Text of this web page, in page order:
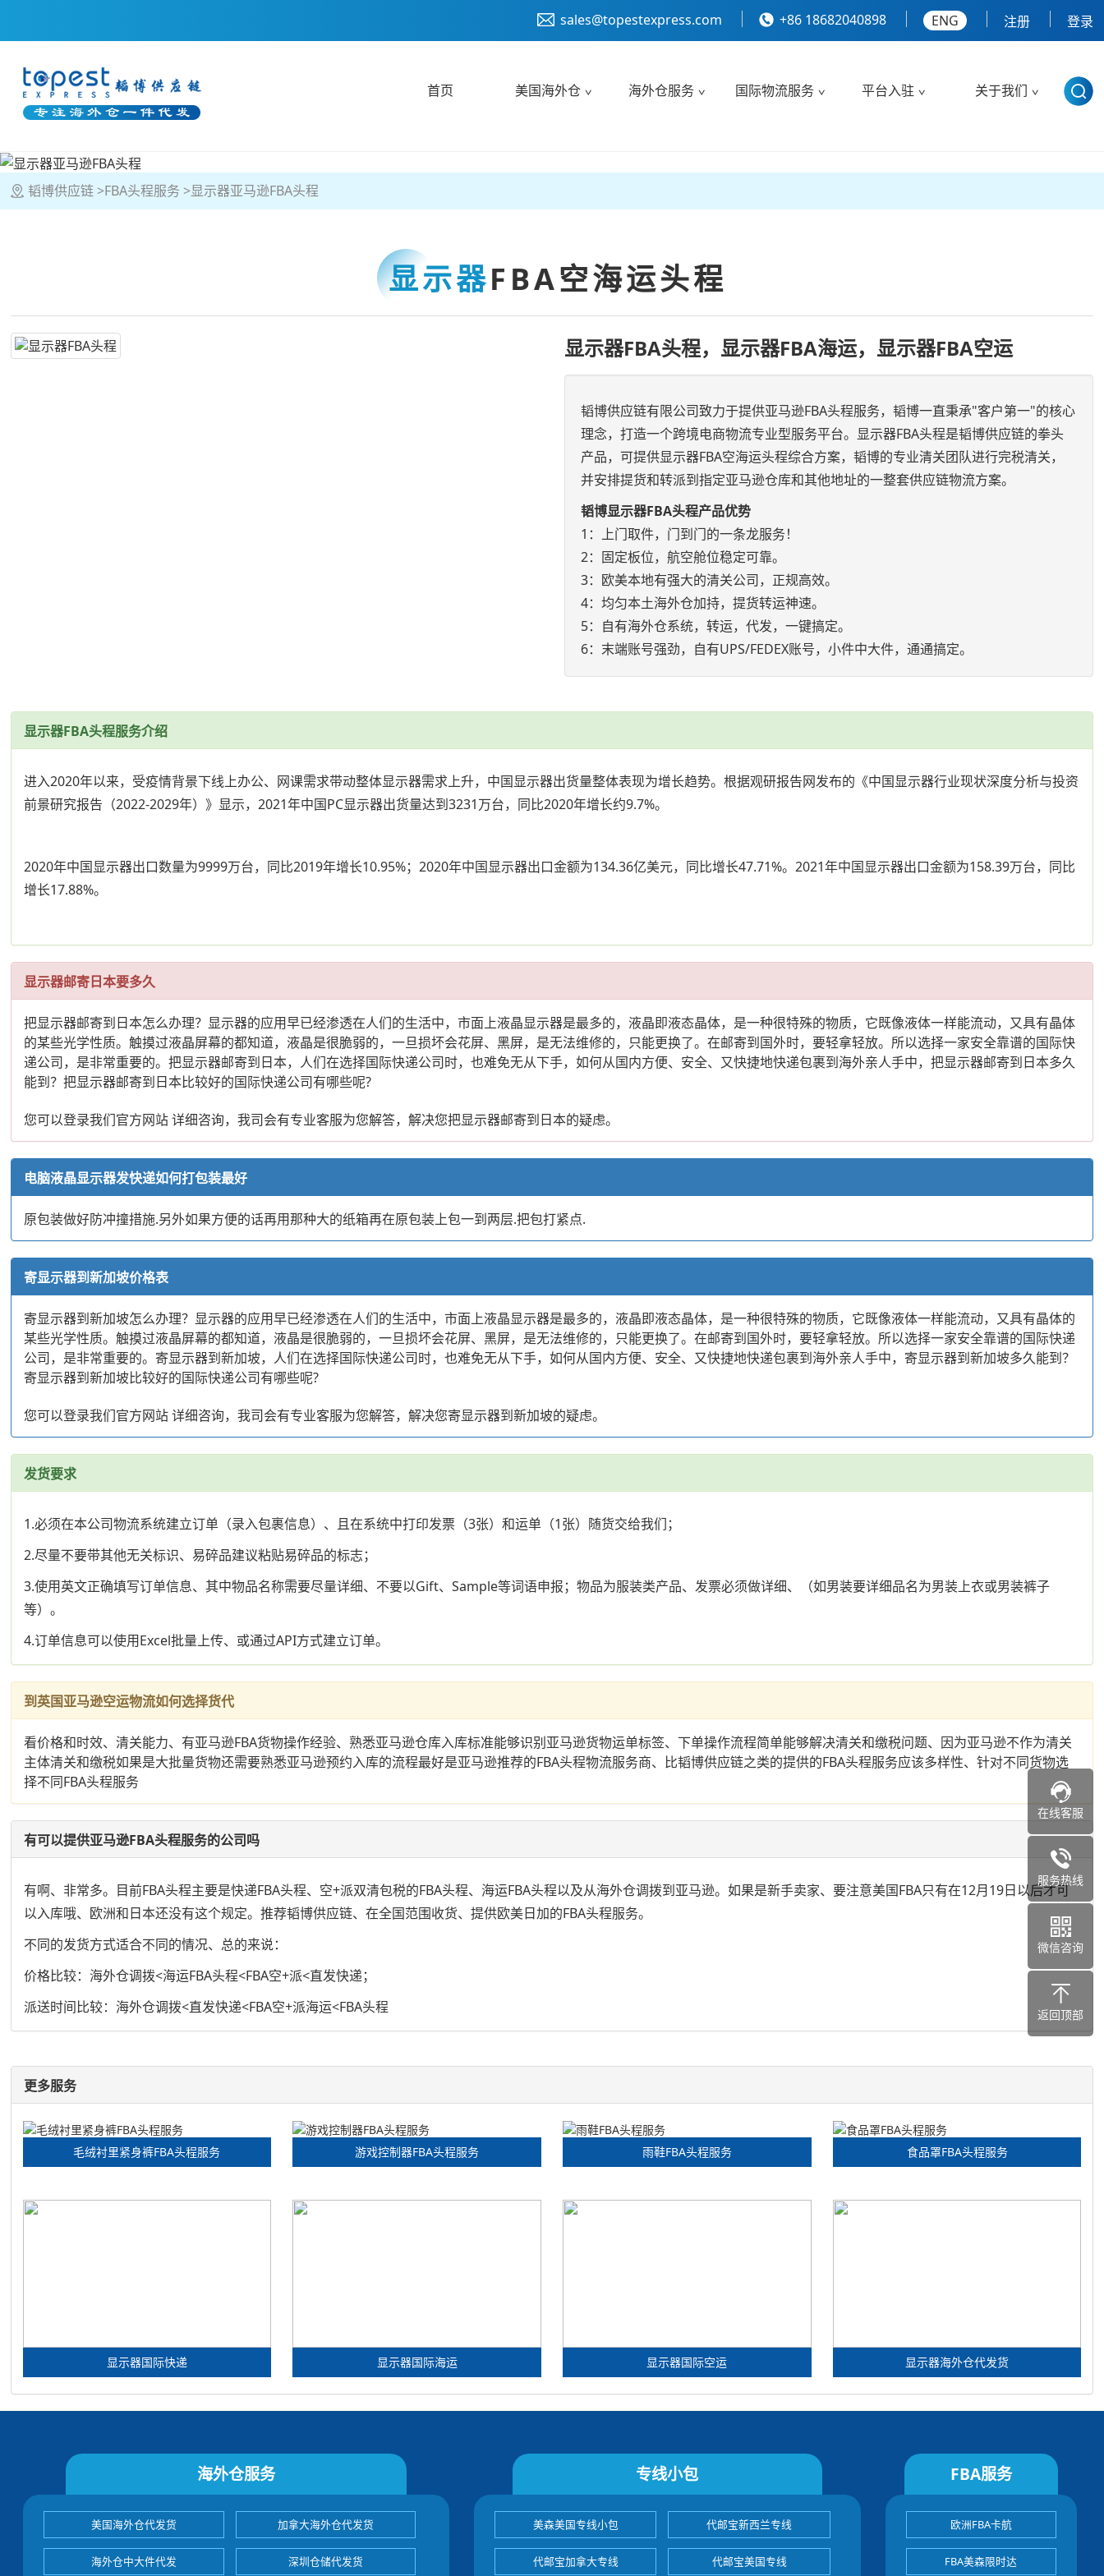
sales@topestexpress.com +86 18682040898 ENG 注册 登录
首页 美国海外仓 海外仓服务 国际物流服务 平台入驻 关于我们
韬博供应链 FBA头程服务 显示器亚马逊FBA头程
显示器FBA空海运头程
显示器FBA头程，显示器FBA海运，显示器FBA空运
韬博供应链有限公司致力于提供亚马逊FBA头程服务，韬博一直秉承"客户第一"的核心
理念，打造一个跨境电商物流专业型服务平台。显示器FBA头程是韬博供应链的拳头
产品，可提供显示器FBA空海运头程综合方案，韬博的专业清关团队进行完税清关，
并安排提货和转派到指定亚马逊仓库和其他地址的一整套供应链物流方案。
韬博显示器FBA头程产品优势
1：上门取件，门到门的一条龙服务！
2：固定板位，航空舱位稳定可靠。
3：欧美本地有强大的清关公司，正规高效。
4：均匀本土海外仓加持，提货转运神速。
5：自有海外仓系统，转运，代发，一键搞定。
6：末端账号强劲，自有UPS/FEDEX账号，小件中大件，通通搞定。
显示器FBA头程服务介绍
进入2020年以来，受疫情背景下线上办公、网课需求带动整体显示器需求上升，中国显示器出货量整体表现为增长趋势。根据观研报告网发布的《中国显示器行业现状深度分析与投资
前景研究报告（2022-2029年）》显示，2021年中国PC显示器出货量达到3231万台，同比2020年增长约9.7%。
2020年中国显示器出口数量为9999万台，同比2019年增长10.95%；2020年中国显示器出口金额为134.36亿美元，同比增长47.71%。2021年中国显示器出口金额为158.39万台，同比
增长17.88%。
显示器邮寄日本要多久
把显示器邮寄到日本怎么办理？显示器的应用早已经渗透在人们的生活中，市面上液晶显示器是最多的，液晶即液态晶体，是一种很特殊的物质，它既像液体一样能流动，又具有晶体
的某些光学性质。触摸过液晶屏幕的都知道，液晶是很脆弱的，一旦损坏会花屏、黑屏，是无法维修的，只能更换了。在邮寄到国外时，要轻拿轻放。所以选择一家安全靠谱的国际快
递公司，是非常重要的。把显示器邮寄到日本，人们在选择国际快递公司时，也难免无从下手，如何从国内方便、安全、又快捷地快递包裹到海外亲人手中，把显示器邮寄到日本多久
能到？把显示器邮寄到日本比较好的国际快递公司有哪些呢?
您可以登录我们官方网站 详细咨询，我司会有专业客服为您解答，解决您把显示器邮寄到日本的疑虑。
电脑液晶显示器发快递如何打包装最好
原包装做好防冲撞措施.另外如果方便的话再用那种大的纸箱再在原包装上包一到两层.把包打紧点.
寄显示器到新加坡价格表
寄显示器到新加坡怎么办理？显示器的应用早已经渗透在人们的生活中，市面上液晶显示器是最多的，液晶即液态晶体，是一种很特殊的物质，它既像液体一样能流动，又具有晶体的
某些光学性质。触摸过液晶屏幕的都知道，液晶是很脆弱的，一旦损坏会花屏、黑屏，是无法维修的，只能更换了。在邮寄到国外时，要轻拿轻放。所以选择一家安全靠谱的国际快递
公司，是非常重要的。寄显示器到新加坡，人们在选择国际快递公司时，也难免无从下手，如何从国内方便、安全、又快捷地快递包裹到海外亲人手中，寄显示器到新加坡多久能到？
寄显示器到新加坡比较好的国际快递公司有哪些呢?
您可以登录我们官方网站 详细咨询，我司会有专业客服为您解答，解决您寄显示器到新加坡的疑虑。
发货要求
1.必须在本公司物流系统建立订单（录入包裹信息）、且在系统中打印发票（3张）和运单（1张）随货交给我们；
2.尽量不要带其他无关标识、易碎品建议粘贴易碎品的标志；
3.使用英文正确填写订单信息、其中物品名称需要尽量详细、不要以Gift、Sample等词语申报；物品为服装类产品、发票必须做详细、（如男装要详细品名为男装上衣或男装裤子
等）。
4.订单信息可以使用Excel批量上传、或通过API方式建立订单。
到英国亚马逊空运物流如何选择货代
看价格和时效、清关能力、有亚马逊FBA货物操作经验、熟悉亚马逊仓库入库标准能够识别亚马逊货物运单标签、下单操作流程简单能够解决清关和缴税问题、因为亚马逊不作为清关
主体清关和缴税如果是大批量货物还需要熟悉亚马逊预约入库的流程最好是亚马逊推荐的FBA头程物流服务商、比韬博供应链之类的提供的FBA头程服务应该多样性、针对不同货物选
择不同FBA头程服务
有可以提供亚马逊FBA头程服务的公司吗
有啊、非常多。目前FBA头程主要是快递FBA头程、空+派双清包税的FBA头程、海运FBA头程以及从海外仓调拨到亚马逊。如果是新手卖家、要注意美国FBA只有在12月19日以后才可
以入库哦、欧洲和日本还没有这个规定。推荐韬博供应链、在全国范围收货、提供欧美日加的FBA头程服务。
不同的发货方式适合不同的情况、总的来说：
价格比较：海外仓调拨<海运FBA头程<FBA空+派<直发快递；
派送时间比较：海外仓调拨<直发快递<FBA空+派海运<FBA头程
更多服务
毛绒衬里紧身裤FBA头程服务 游戏控制器FBA头程服务 雨鞋FBA头程服务 食品罩FBA头程服务
显示器国际快递 显示器国际海运 显示器国际空运 显示器海外仓代发货
海外仓服务
美国海外仓代发货 加拿大海外仓代发货
海外仓中大件代发 深圳仓储代发货
专线小包
美森美国专线小包 代邮宝新西兰专线
代邮宝加拿大专线 代邮宝美国专线
FBA服务
欧洲FBA卡航
FBA美森限时达
在线客服
服务热线
微信咨询
返回顶部